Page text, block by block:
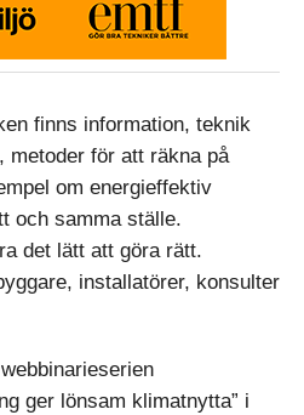
finns information, teknik
metoder för att räkna på
om energieffektiv
och samma ställe.
det lätt att göra rätt.
installatörer, konsulter
ger lönsam klimatnytta” i